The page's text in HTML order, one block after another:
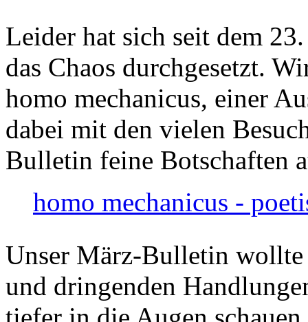
Leider hat sich seit dem
das Chaos durchgesetzt.
homo mechanicus, einer
dabei mit den vielen
Bulletin feine Botschaften
homo mechanicus -
Unser März-Bulletin
und dringenden